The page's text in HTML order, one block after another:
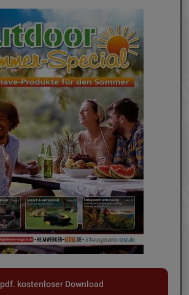
pdf. kostenloser Download